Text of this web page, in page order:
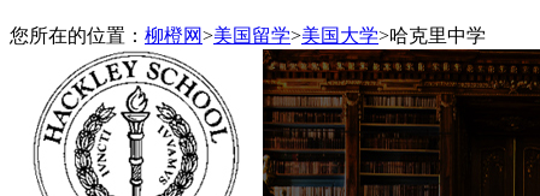
您所在的位置： 柳橙网>美国留学>美国大学>哈克里中学